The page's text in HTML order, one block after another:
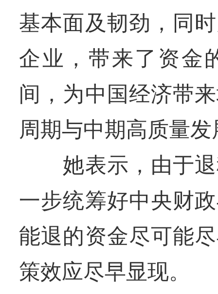
基本面及韧劲，同
企业，带来了资金
间，为中国经济带
周期与中期高质量
她表示，由于退
一步统筹好中央财
能退的资金尽可能
策效应尽早显现。